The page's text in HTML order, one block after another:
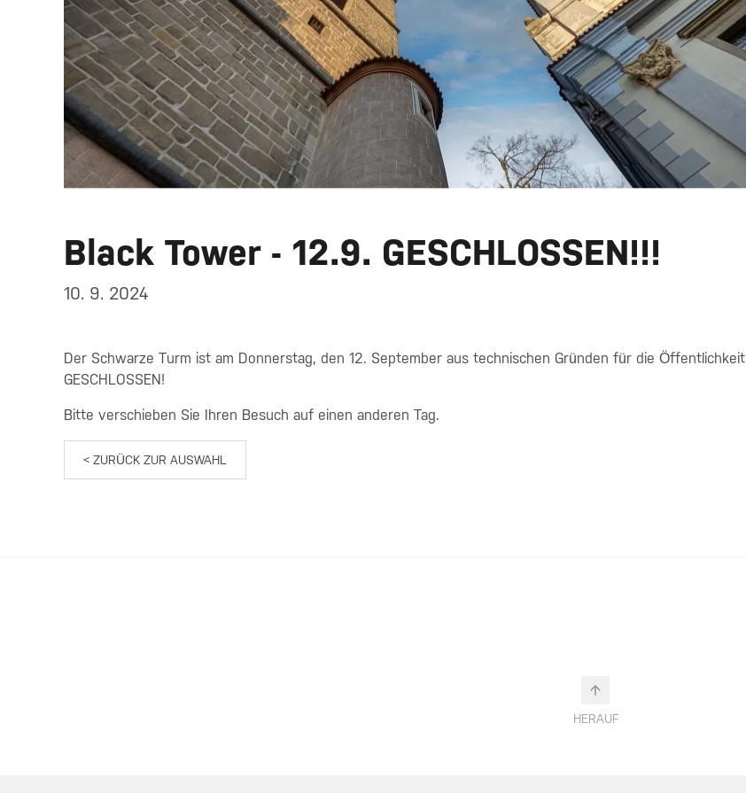
Black Tower - 12.9. GESCHLOSSEN!!!
10. 9. 2024
Der Schwarze Turm ist am Donnerstag, den 12. September aus technischen Gründen für die Öffentlichkeit
GESCHLOSSEN!
Bitte verschieben Sie Ihren Besuch auf einen anderen Tag.
< ZURÜCK ZUR AUSWAHL
HERAUF